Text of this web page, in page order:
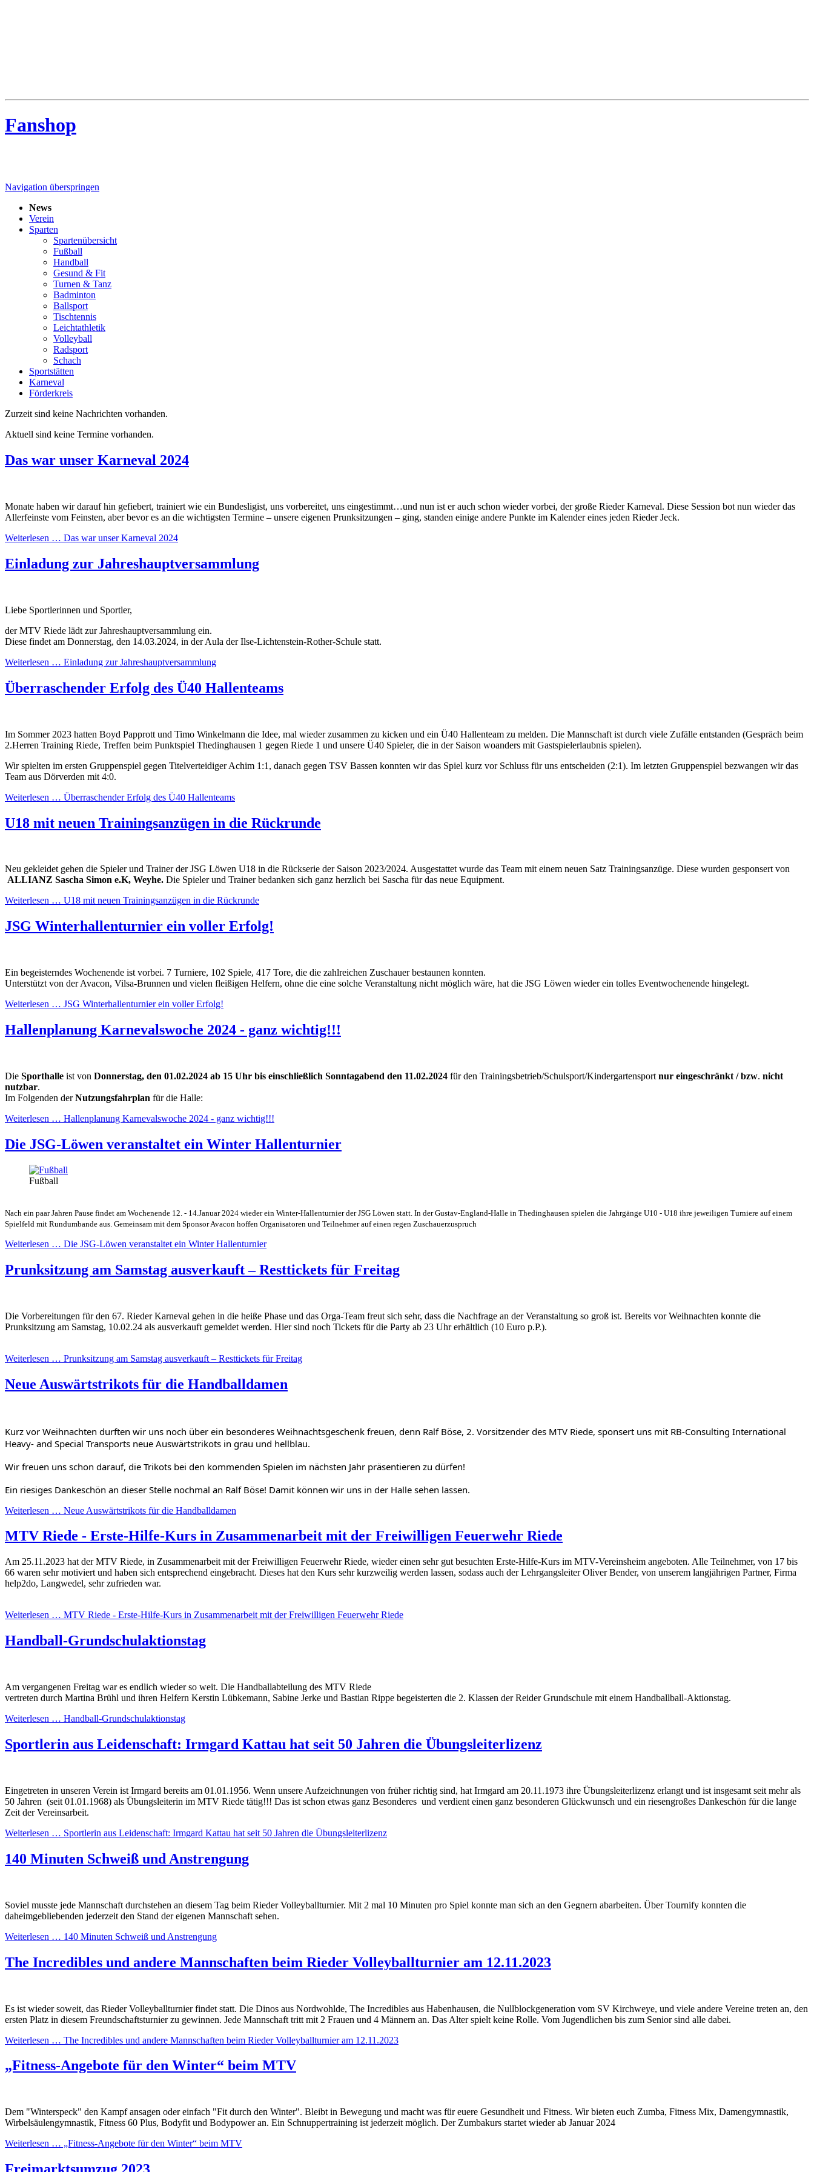
Fanshop
Navigation überspringen
News
Verein
Sparten
Spartenübersicht
Fußball
Handball
Gesund & Fit
Turnen & Tanz
Badminton
Ballsport
Tischtennis
Leichtathletik
Volleyball
Radsport
Schach
Sportstätten
Karneval
Förderkreis
Zurzeit sind keine Nachrichten vorhanden.
Aktuell sind keine Termine vorhanden.
Das war unser Karneval 2024
Monate haben wir darauf hin gefiebert, trainiert wie ein Bundesligist, uns vorbereitet, uns eingestimmt…und nun ist er auch schon wieder vorbei, der große Rieder Karneval. Diese Session bot nun wieder das
Allerfeinste vom Feinsten, aber bevor es an die wichtigsten Termine – unsere eigenen Prunksitzungen – ging, standen einige andere Punkte im Kalender eines jeden Rieder Jeck.
Weiterlesen … Das war unser Karneval 2024
Einladung zur Jahreshauptversammlung
Liebe Sportlerinnen und Sportler,
der MTV Riede lädt zur Jahreshauptversammlung ein.
Diese findet am Donnerstag, den 14.03.2024, in der Aula der Ilse-Lichtenstein-Rother-Schule statt.
Weiterlesen … Einladung zur Jahreshauptversammlung
Überraschender Erfolg des Ü40 Hallenteams
Im Sommer 2023 hatten Boyd Papprott und Timo Winkelmann die Idee, mal wieder zusammen zu kicken und ein Ü40 Hallenteam zu melden. Die Mannschaft ist durch viele Zufälle entstanden (Gespräch beim
2.Herren Training Riede, Treffen beim Punktspiel Thedinghausen 1 gegen Riede 1 und unsere Ü40 Spieler, die in der Saison woanders mit Gastspielerlaubnis spielen).
Wir spielten im ersten Gruppenspiel gegen Titelverteidiger Achim 1:1, danach gegen TSV Bassen konnten wir das Spiel kurz vor Schluss für uns entscheiden (2:1). Im letzten Gruppenspiel bezwangen wir das
Team aus Dörverden mit 4:0.
Weiterlesen … Überraschender Erfolg des Ü40 Hallenteams
U18 mit neuen Trainingsanzügen in die Rückrunde
Neu gekleidet gehen die Spieler und Trainer der JSG Löwen U18 in die Rückserie der Saison 2023/2024. Ausgestattet wurde das Team mit einem neuen Satz Trainingsanzüge. Diese wurden gesponsert von
ALLIANZ Sascha Simon e.K, Weyhe. Die Spieler und Trainer bedanken sich ganz herzlich bei Sascha für das neue Equipment.
Weiterlesen … U18 mit neuen Trainingsanzügen in die Rückrunde
JSG Winterhallenturnier ein voller Erfolg!
Ein begeisterndes Wochenende ist vorbei. 7 Turniere, 102 Spiele, 417 Tore, die die zahlreichen Zuschauer bestaunen konnten.
Unterstützt von der Avacon, Vilsa-Brunnen und vielen fleißigen Helfern, ohne die eine solche Veranstaltung nicht möglich wäre, hat die JSG Löwen wieder ein tolles Eventwochenende hingelegt.
Weiterlesen … JSG Winterhallenturnier ein voller Erfolg!
Hallenplanung Karnevalswoche 2024 - ganz wichtig!!!
Die Sporthalle ist von Donnerstag, den 01.02.2024 ab 15 Uhr bis einschließlich Sonntagabend den 11.02.2024 für den Trainingsbetrieb/Schulsport/Kindergartensport nur eingeschränkt / bzw. nicht
nutzbar.
Im Folgenden derNutzungsfahrplan für die Halle:
Weiterlesen … Hallenplanung Karnevalswoche 2024 - ganz wichtig!!!
Die JSG-Löwen veranstaltet ein Winter Hallenturnier
Fußball
Nach ein paar Jahren Pause findet am Wochenende 12. - 14.Januar 2024 wieder ein Winter-Hallenturnier der JSG Löwen statt. In der Gustav-England-Halle in Thedinghausen spielen die Jahrgänge U10 - U18 ihre jeweiligen Turniere auf einem
Spielfeld mit Rundumbande aus. Gemeinsam mit dem Sponsor Avacon hoffen Organisatoren und Teilnehmer auf einen regen Zuschauerzuspruch
Weiterlesen … Die JSG-Löwen veranstaltet ein Winter Hallenturnier
Prunksitzung am Samstag ausverkauft – Resttickets für Freitag
Die Vorbereitungen für den 67. Rieder Karneval gehen in die heiße Phase und das Orga-Team freut sich sehr, dass die Nachfrage an der Veranstaltung so groß ist. Bereits vor Weihnachten konnte die
Prunksitzung am Samstag, 10.02.24 als ausverkauft gemeldet werden. Hier sind noch Tickets für die Party ab 23 Uhr erhältlich (10 Euro p.P.).
Weiterlesen … Prunksitzung am Samstag ausverkauft – Resttickets für Freitag
Neue Auswärtstrikots für die Handballdamen
Kurz vor Weihnachten durften wir uns noch über ein besonderes Weihnachtsgeschenk freuen, denn Ralf Böse, 2. Vorsitzender des MTV Riede, sponsert uns mit RB-Consulting International
Heavy- and Special Transports neue Auswärtstrikots in grau und hellblau.
Wir freuen uns schon darauf, die Trikots bei den kommenden Spielen im nächsten Jahr präsentieren zu dürfen!
Ein riesiges Dankeschön an dieser Stelle nochmal an Ralf Böse! Damit können wir uns in der Halle sehen lassen.
Weiterlesen … Neue Auswärtstrikots für die Handballdamen
MTV Riede - Erste-Hilfe-Kurs in Zusammenarbeit mit der Freiwilligen Feuerwehr Riede
Am 25.11.2023 hat der MTV Riede, in Zusammenarbeit mit der Freiwilligen Feuerwehr Riede, wieder einen sehr gut besuchten Erste-Hilfe-Kurs im MTV-Vereinsheim angeboten. Alle Teilnehmer, von 17 bis
66 waren sehr motiviert und haben sich entsprechend eingebracht. Dieses hat den Kurs sehr kurzweilig werden lassen, sodass auch der Lehrgangsleiter Oliver Bender, von unserem langjährigen Partner, Firma
help2do, Langwedel, sehr zufrieden war.
Weiterlesen … MTV Riede - Erste-Hilfe-Kurs in Zusammenarbeit mit der Freiwilligen Feuerwehr Riede
Handball-Grundschulaktionstag
Am vergangenen Freitag war es endlich wieder so weit. Die Handballabteilung des MTV Riede
vertreten durch Martina Brühl und ihren Helfern Kerstin Lübkemann, Sabine Jerke und Bastian Rippe begeisterten die 2. Klassen der Reider Grundschule mit einem Handballball-Aktionstag.
Weiterlesen … Handball-Grundschulaktionstag
Sportlerin aus Leidenschaft: Irmgard Kattau hat seit 50 Jahren die Übungsleiterlizenz
Eingetreten in unseren Verein ist Irmgard bereits am 01.01.1956. Wenn unsere Aufzeichnungen von früher richtig sind, hat Irmgard am 20.11.1973 ihre Übungsleiterlizenz erlangt und ist insgesamt seit mehr als
50 Jahren (seit 01.01.1968) als Übungsleiterin im MTV Riede tätig!!! Das ist schon etwas ganz Besonderes und verdient einen ganz besonderen Glückwunsch und ein riesengroßes Dankeschön für die lange
Zeit der Vereinsarbeit.
Weiterlesen … Sportlerin aus Leidenschaft: Irmgard Kattau hat seit 50 Jahren die Übungsleiterlizenz
140 Minuten Schweiß und Anstrengung
Soviel musste jede Mannschaft durchstehen an diesem Tag beim Rieder Volleyballturnier. Mit 2 mal 10 Minuten pro Spiel konnte man sich an den Gegnern abarbeiten. Über Tournify konnten die
daheimgebliebenden jederzeit den Stand der eigenen Mannschaft sehen.
Weiterlesen … 140 Minuten Schweiß und Anstrengung
The Incredibles und andere Mannschaften beim Rieder Volleyballturnier am 12.11.2023
Es ist wieder soweit, das Rieder Volleyballturnier findet statt. Die Dinos aus Nordwohlde, The Incredibles aus Habenhausen, die Nullblockgeneration vom SV Kirchweye, und viele andere Vereine treten an, den
ersten Platz in diesem Freundschaftsturnier zu gewinnen. Jede Mannschaft tritt mit 2 Frauen und 4 Männern an. Das Alter spielt keine Rolle. Vom Jugendlichen bis zum Senior sind alle dabei.
Weiterlesen … The Incredibles und andere Mannschaften beim Rieder Volleyballturnier am 12.11.2023
„Fitness-Angebote für den Winter“ beim MTV
Dem "Winterspeck" den Kampf ansagen oder einfach "Fit durch den Winter". Bleibt in Bewegung und macht was für euere Gesundheit und Fitness. Wir bieten euch Zumba, Fitness Mix, Damengymnastik,
Wirbelsäulengymnastik, Fitness 60 Plus, Bodyfit und Bodypower an. Ein Schnuppertraining ist jederzeit möglich. Der Zumbakurs startet wieder ab Januar 2024
Weiterlesen … „Fitness-Angebote für den Winter“ beim MTV